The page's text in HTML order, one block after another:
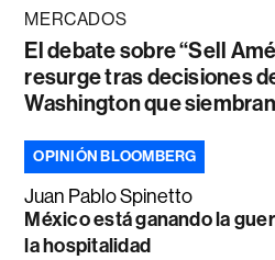
MERCADOS
El debate sobre “Sell
resurge tras decisiones
Washington que
OPINIÓN BLOOMBERG
Juan Pablo Spinetto
México está ganando la
la hospitalidad